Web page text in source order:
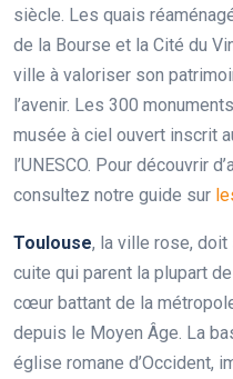
siècle. Les quais
de la Bourse et la Cité du
ville à valoriser son
l’avenir. Les 300
musée à ciel ouvert inscrit
l’UNESCO. Pour découvrir
consultez notre guide sur
Toulouse, la ville rose, doit
cuite qui parent la plupart
cœur battant de la
depuis le Moyen Âge. La
église romane d’Occident,